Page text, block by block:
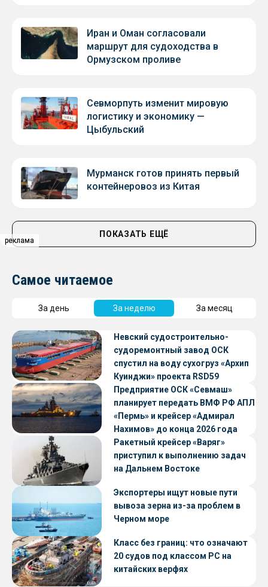
реклама
реклама
Иран и Оман согласовали
маршрут для судоходства в
Ормузском проливе
Севморпуть изменит мировую
логистику и экономику —
Цыбульский
Мурманск готов принять первый
контейнеровоз из Китая
ПОКАЗАТЬ ЕЩЁ
Самое читаемое
За день За неделю За месяц
Невский судостроительно-
судоремонтный завод ОСК
спустил на воду сухогруз «Архип
Куинджи» проекта RSD59
Предприятие ОСК «Севмаш»
планирует передать ВМФ РФ АПЛ
«Пермь» и крейсер «Адмирал
Нахимов» до конца 2026 года
Ракетный крейсер «Варяг»
приступил к выполнению задач
на Дальнем Востоке
Экспортеры ищут новые пути
вывоза зерна из-за проблем в
Черном море
Класс без границ: что означают
20 судов под классом РС на
китайских верфях